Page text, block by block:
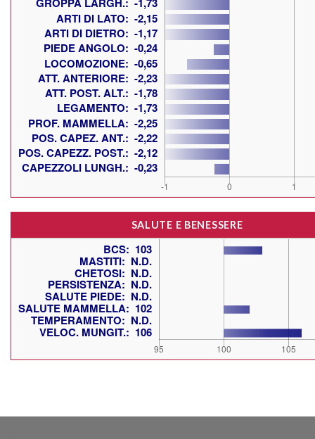
SALUTE E BENESSERE